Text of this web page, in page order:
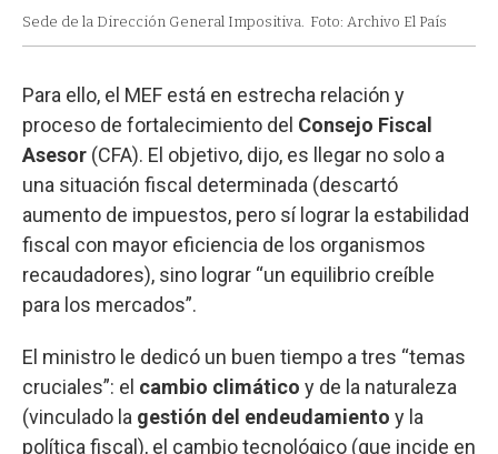
Sede de la Dirección General Impositiva. Foto: Archivo El País
Para ello, el MEF está en estrecha relación y
proceso de fortalecimiento del Consejo Fiscal
Asesor (CFA). El objetivo, dijo, es llegar no solo a
una situación fiscal determinada (descartó
aumento de impuestos, pero sí lograr la estabilidad
fiscal con mayor eficiencia de los organismos
recaudadores), sino lograr “un equilibrio creíble
para los mercados”.
El ministro le dedicó un buen tiempo a tres “temas
cruciales”: el cambio climático y de la naturaleza
(vinculado la gestión del endeudamiento y la
política fiscal), el cambio tecnológico (que incide en